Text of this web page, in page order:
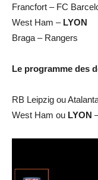
Francfort – FC
West Ham – LYON
Braga – Rangers
Le programme des
RB Leipzig ou
West Ham ou LYON